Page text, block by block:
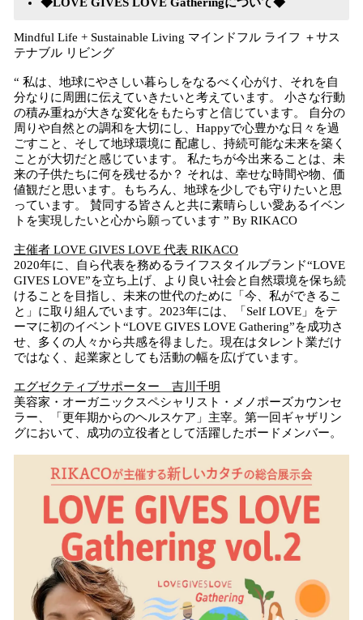
Mindful Life + Sustainable Living マインドフル ライフ ＋サス
テナブル リビング
“ 私は、地球にやさしい暮らしをなるべく心がけ、それを自
分なりに周囲に伝えていきたいと考えています。 小さな行動
の積み重ねが大きな変化をもたらすと信じています。 自分の
周りや自然との調和を大切にし、Happyで心豊かな日々を過
ごすこと、そして地球環境に 配慮し、持続可能な未来を築く
ことが大切だと感じています。 私たちが今出来ることは、未
来の子供たちに何を残せるか？ それは、幸せな時間や物、価
値観だと思います。もちろん、地球を少しでも守りたいと思
っています。 賛同する皆さんと共に素晴らしい愛あるイベン
トを実現したいと心から願っています ” By RIKACO
主催者 LOVE GIVES LOVE 代表 RIKACO
2020年に、自ら代表を務めるライフスタイルブランド“LOVE
GIVES LOVE”を立ち上げ、より良い社会と自然環境を保ち続
けることを目指し、未来の世代のために「今、私ができるこ
と」に取り組んでいます。2023年には、「Self LOVE」をテ
ーマに初のイベント“LOVE GIVES LOVE Gathering”を成功さ
せ、多くの人々から共感を得ました。現在はタレント業だけ
ではなく、起業家としても活動の幅を広げています。
エグゼクティブサポーター 吉川千明
美容家・オーガニックスペシャリスト・メノポーズカウンセ
ラー、「更年期からのヘルスケア」主宰。第一回ギャザリン
グにおいて、成功の立役者として活躍したボードメンバー。